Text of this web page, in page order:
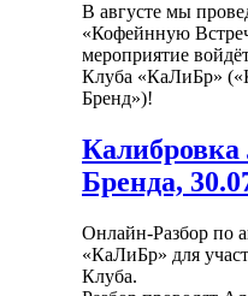
В августе мы
«Кофейнную
мероприятие
Клуба «КаЛиБр»
Бренд»)!
Бренда,
Онлайн-Разбор по
«КаЛиБр» для
Клуба.